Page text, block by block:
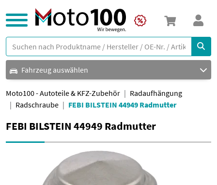
Fahrzeug auswählen
Moto100 - Autoteile & KFZ-Zubehör
Radaufhängung
Radschraube
FEBI BILSTEIN 44949 Radmutter
FEBI BILSTEIN 44949 Radmutter